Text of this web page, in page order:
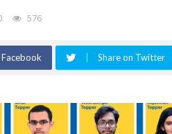
576
Share on Twitter